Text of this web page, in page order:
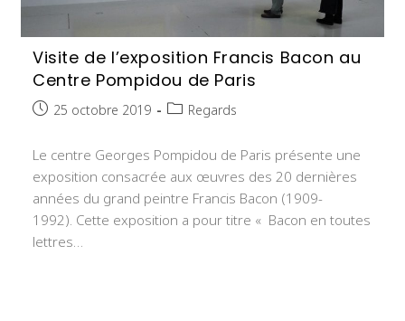
Visite de l’exposition Francis Bacon au
Centre Pompidou de Paris
Publication
25 octobre 2019
PostRegards
Le centre Georges Pompidou de Paris présente une
exposition consacrée aux œuvres des 20 dernières
années du grand peintre Francis Bacon (1909-
1992). Cette exposition a pour titre « Bacon en toutes
lettres…